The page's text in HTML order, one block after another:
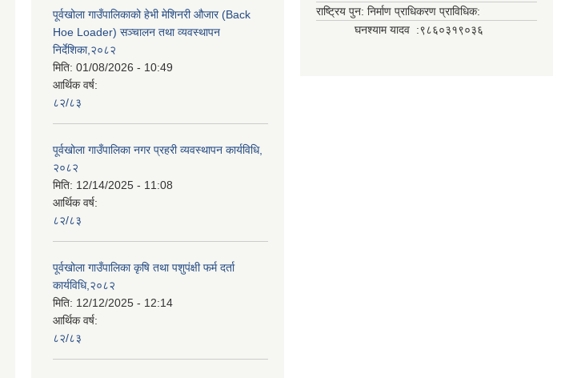
पूर्वखोला गाउँपालिकाको हेभी मेशिनरी औजार (Back
Hoe Loader) सञ्चालन तथा व्यवस्थापन
निर्देशिका,२०८२
मिति: 01/08/2026 - 10:49
आर्थिक वर्ष:
८२/८३
पूर्वखोला गाउँपालिका नगर प्रहरी व्यवस्थापन कार्यविधि,
२०८२
मिति: 12/14/2025 - 11:08
आर्थिक वर्ष:
८२/८३
पूर्वखोला गाउँपालिका कृषि तथा पशुपंक्षी फर्म दर्ता
कार्यविधि,२०८२
मिति: 12/12/2025 - 12:14
आर्थिक वर्ष:
८२/८३
राष्ट्रिय पुन: निर्माण प्राधिकरण प्राविधिक:
घनश्याम यादव :९८६०३१९०३६